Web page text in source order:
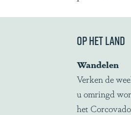
op het land
Wandelen
Verken de
u omringd
het